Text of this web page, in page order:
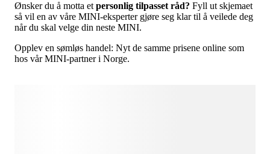
Ønsker du å motta et personlig tilpasset råd? Fyll ut skjemaet
så vil en av våre MINI-eksperter gjøre seg klar til å veilede deg
når du skal velge din neste MINI.
Opplev en sømløs handel: Nyt de samme prisene online som
hos vår MINI-partner i Norge.